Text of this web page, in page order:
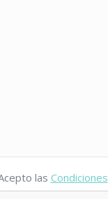
las Condiciones